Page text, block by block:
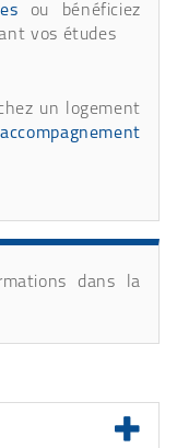
ou bénéficiez
vos études
un logement
accompagnement
dans la